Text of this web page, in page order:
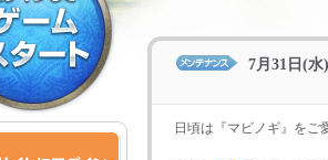
7月31日(
日頃は『マビノギ』をご